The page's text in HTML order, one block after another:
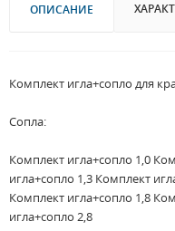
ОПИСАНИЕ
Комплект игла+сопло для
Сопла:
Комплект игла+сопло 1,0
игла+сопло 1,3 Комплект
Комплект игла+сопло 1,8
игла+сопло 2,8